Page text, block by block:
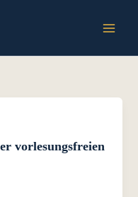
vorlesungsfreien